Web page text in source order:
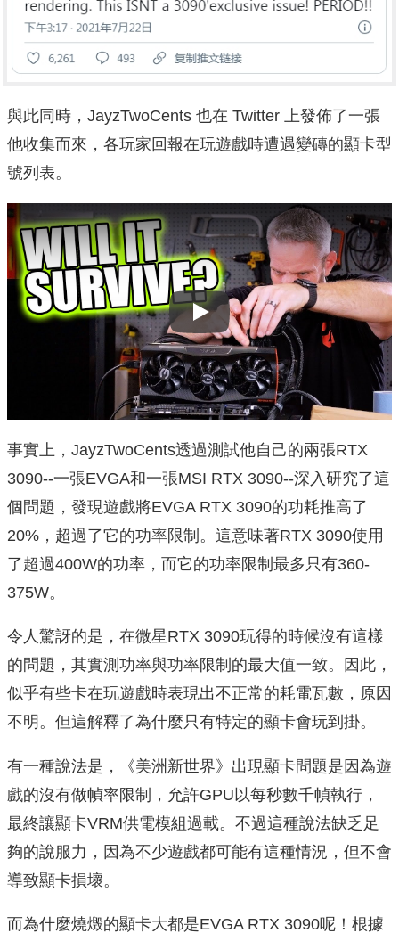
與此同時，JayzTwoCents 也在 Twitter 上發佈了一張
他收集而來，各玩家回報在玩遊戲時遭遇變磚的顯卡型
號列表。
Play
事實上，JayzTwoCents透過測試他自己的兩張RTX
3090--一張EVGA和一張MSI RTX 3090--深入研究了這
個問題，發現遊戲將EVGA RTX 3090的功耗推高了
20%，超過了它的功率限制。這意味著RTX 3090使用
了超過400W的功率，而它的功率限制最多只有360-
375W。
令人驚訝的是，在微星RTX 3090玩得的時候沒有這樣
的問題，其實測功率與功率限制的最大值一致。因此，
似乎有些卡在玩遊戲時表現出不正常的耗電瓦數，原因
不明。但這解釋了為什麼只有特定的顯卡會玩到掛。
有一種說法是，《美洲新世界》出現顯卡問題是因為遊
戲的沒有做幀率限制，允許GPU以每秒數千幀執行，
最終讓顯卡VRM供電模組過載。不過這種說法缺乏足
夠的說服力，因為不少遊戲都可能有這種情況，但不會
導致顯卡損壞。
而為什麼燒燬的顯卡大都是EVGA RTX 3090呢！根據